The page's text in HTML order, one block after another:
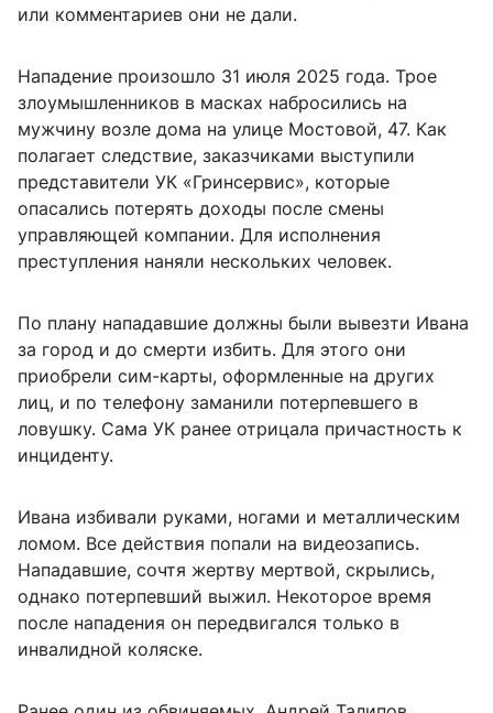
или комментариев они не дали.
Нападение произошло 31 июля 2025 года. Трое
злоумышленников в масках набросились на
мужчину возле дома на улице Мостовой, 47. Как
полагает следствие, заказчиками выступили
представители УК «Гринсервис», которые
опасались потерять доходы после смены
управляющей компании. Для исполнения
преступления наняли нескольких человек.
По плану нападавшие должны были вывезти Ивана
за город и до смерти избить. Для этого они
приобрели сим-карты, оформленные на других
лиц, и по телефону заманили потерпевшего в
ловушку. Сама УК ранее отрицала причастность к
инциденту.
Ивана избивали руками, ногами и металлическим
ломом. Все действия попали на видеозапись.
Нападавшие, сочтя жертву мертвой, скрылись,
однако потерпевший выжил. Некоторое время
после нападения он передвигался только в
инвалидной коляске.